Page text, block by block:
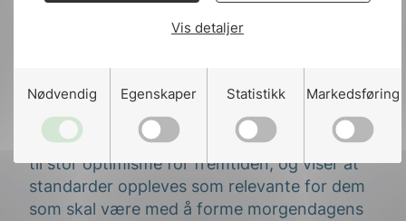
Vis detaljer
Nødvendig Egenskaper Statistikk Markedsføring
komme med innspill.
Mange studenter og elever viste stor
interesse for både NEK 400:2026 og
arbeidet med standardisering.
Nysgjerrigheten og engasjementet gir grunn
til stor optimisme for fremtiden, og viser at
standarder oppleves som relevante for dem
som skal være med å forme morgendagens